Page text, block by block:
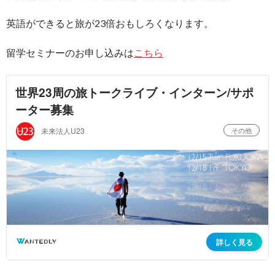
英語ができると旅が23倍おもしろくなります。
留学セミナーのお申し込みはこちら